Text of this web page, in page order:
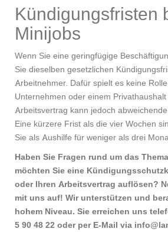
Kündigungsfristen
Minijobs
Wenn Sie eine geringfügige
Sie dieselben gesetzlichen
Arbeitnehmer. Dafür spielt es keine
Unternehmen oder einem
Arbeitsvertrag kann jedoch
Eine kürzere Frist als die vier Wochen
Sie als Aushilfe für weniger als drei
Haben Sie Fragen rund um das
möchten Sie eine
oder Ihren Arbeitsvertrag auflösen?
mit uns auf! Wir unterstützen und
hohem Niveau. Sie erreichen uns
5 90 48 22 oder per E-Mail via